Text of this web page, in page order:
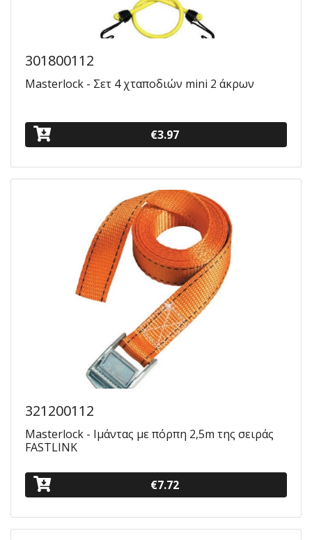
301800112
Masterlock - Σετ 4 χταποδιών mini 2 άκρων
€3.97
321200112
Masterlock - Ιμάντας με πόρπη 2,5m της σειράς
FASTLINK
€7.72